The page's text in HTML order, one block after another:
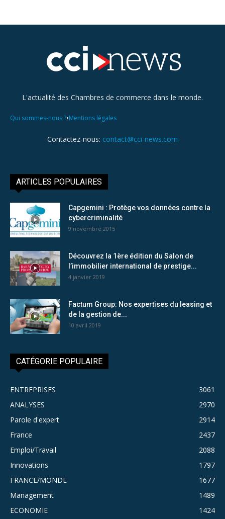
L'actualité des Chambres de commerce dans le monde.
Qui sommes-nous ?•Mentions légales
Contactez-nous: contact@cci-news.com
ARTICLES POPULAIRES
Capgemini : Protège vos données contre la
cybercriminalité
9 novembre 2015
Découvrez la 1ère édition du Salon de
l’immobilier international de prestige...
4 janvier 2019
Factum Group: Nos expertises du leasing et
de la gestion de...
10 avril 2019
CATÉGORIE POPULAIRE
ENTREPRISES
3061
ANALYSES
2970
Parole d'expert
2914
France
2437
Emploi/Travail
2088
Innovations
1797
FRANCE/MONDE
1677
Management
1489
ECONOMIE
1424